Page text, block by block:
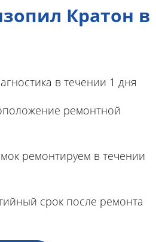
Кратон в
в течении 1 дня
ремонтной
ремонтируем в течении
срок после ремонта